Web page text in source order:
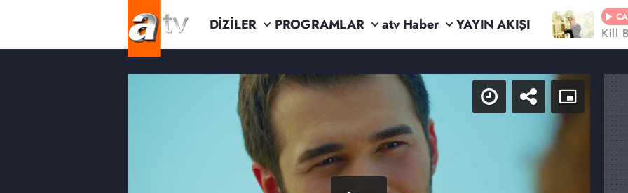
DİZİLER PROGRAMLAR atv Haber YAYIN AKIŞI Kill